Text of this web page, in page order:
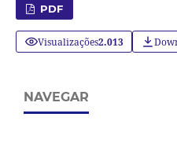
PDF
Visualizações2.013
NAVEGAR